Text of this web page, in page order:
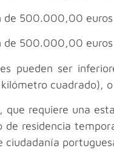
de 500.000,00 euros
de 500.000,00
pueden ser
cuadrado),
que requiere una
de residencia
ciudadanía